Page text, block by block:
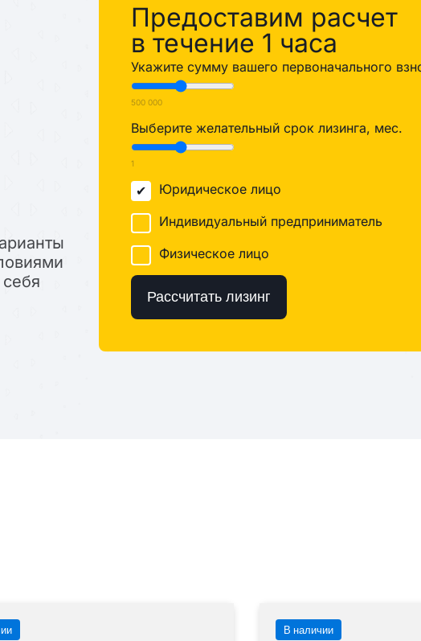
Предоставим расчет
в течение 1 часа
Укажите сумму вашего первоначального
500 000
Выберите желательный срок лизинга, мес.
1
Юридическое лицо
Индивидуальный предприниматель
Физическое лицо
Рассчитать лизинг
В наличии